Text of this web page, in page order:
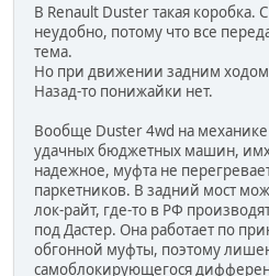
В Renault Duster такая коробка.
неудобно, потому что все
тема.
Но при движении задним ходом
Назад-то понижайки нет.
Вообще Duster 4wd на
удачных бюджетных машин,
надежное, муфта не
паркетников. В задний мост
лок-райт, где-то в РФ
под Дастер. Она работает по
обгонной муфты, поэтому
самоблокирующегося